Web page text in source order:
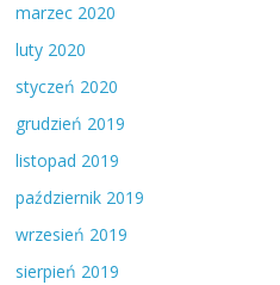
marzec 2020
luty 2020
styczeń 2020
grudzień 2019
listopad 2019
październik 2019
wrzesień 2019
sierpień 2019